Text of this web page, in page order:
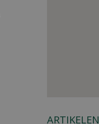
ARTIKELEN